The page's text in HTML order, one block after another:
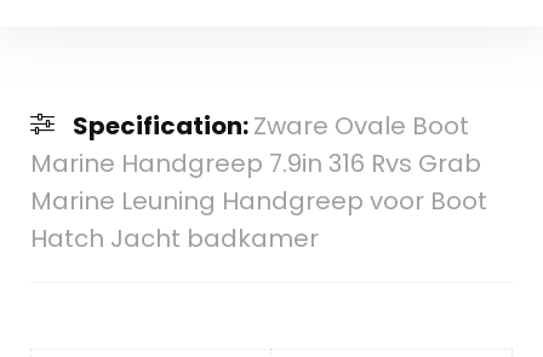
Specification:Zware Ovale Boot
Marine Handgreep 7.9in 316 Rvs Grab
Marine Leuning Handgreep voor Boot
Hatch Jacht badkamer